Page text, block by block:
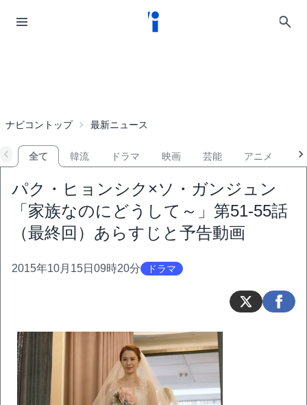
ナビコントップ 最新ニュース
全て 韓流 ドラマ 映画 芸能 アニメ
パク・ヒョンシク×ソ・ガンジュン
「家族なのにどうして～」第51-55話
（最終回）あらすじと予告動画
2015年10月15日09時20分 ドラマ